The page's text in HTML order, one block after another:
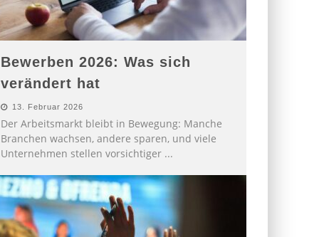
Bewerben 2026: Was sich
verändert hat
13. Februar 2026
Der Arbeitsmarkt bleibt in Bewegung: Manche
Branchen wachsen, andere sparen, und viele
Unternehmen stellen vorsichtiger ...